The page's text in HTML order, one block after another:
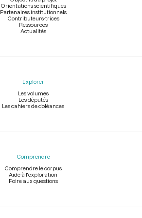
Orientations scientifiques
Partenaires institutionnels
Contributeurs-trices
Ressources
Actualités
Explorer
Les volumes
Les députés
Les cahiers de doléances
Comprendre
Comprendre le corpus
Aide à l'exploration
Foire aux questions